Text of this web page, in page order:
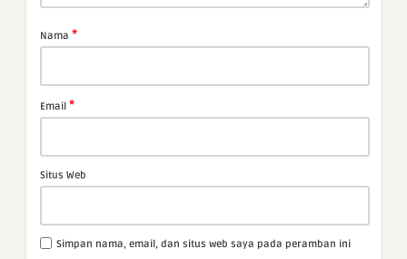
Nama *
Email *
Situs Web
Simpan nama, email, dan situs web saya pada peramban ini